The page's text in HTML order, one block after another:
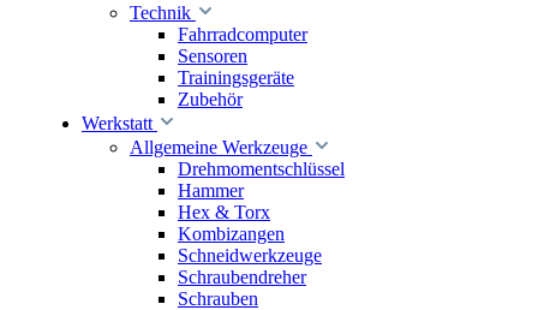
Technik
Fahrradcomputer
Sensoren
Trainingsgeräte
Zubehör
Werkstatt
Allgemeine Werkzeuge
Drehmomentschlüssel
Hammer
Hex & Torx
Kombizangen
Schneidwerkzeuge
Schraubendreher
Schrauben